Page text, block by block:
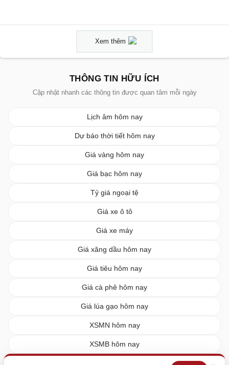
Xem thêm
THÔNG TIN HỮU ÍCH
Cập nhật nhanh các thông tin được quan tâm mỗi ngày
Lịch âm hôm nay
Dự báo thời tiết hôm nay
Giá vàng hôm nay
Giá bạc hôm nay
Tỷ giá ngoại tệ
Giá xe ô tô
Giá xe máy
Giá xăng dầu hôm nay
Giá tiêu hôm nay
Giá cà phê hôm nay
Giá lúa gạo hôm nay
XSMN hôm nay
XSMB hôm nay